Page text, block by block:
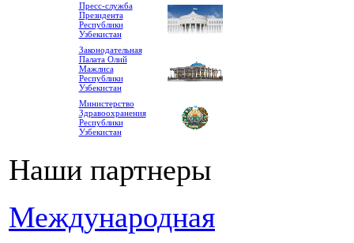
Пресс-служба
Президента
Республики
Узбекистан
Законодательная
Палата Олий
Мажлиса
Республики
Узбекистан
Министерство
Здравоохранения
Республики
Узбекистан
Наши партнеры
Международная